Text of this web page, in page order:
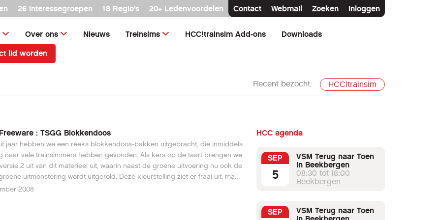
26 interessegroepen 18 Regio's 20+ Ledenvoordelen Contact Webmail Zoeken Inloggen
Over ons Nieuws Treinsims HCC!trainsim Add-ons Downloads
lid worden
Recent bezocht: HCC!trainsim
: TSGG Blokkendoos
jaar hebben we een reeks blokkendoos-bakken uitgebracht, die inmiddels
naar vele trainsimmers hebben gevonden. Als kers op de taart brengen we
2 uit van dit materieel uit, waarin naast de groene uitvoering nu ook de
uitmonstering wordt uitgerold. Deze kleurstelling ziet er fraai uit, maar
1930 afgeschaft omdat de lichte kleurvlakken te snel vervuilden. Wanneer
2008
HCC agenda
SEP
5
VSM Terug naar Toen
in Beekbergen
08:30 tot 18:00
Beekbergen
SEP
VSM Terug naar Toen